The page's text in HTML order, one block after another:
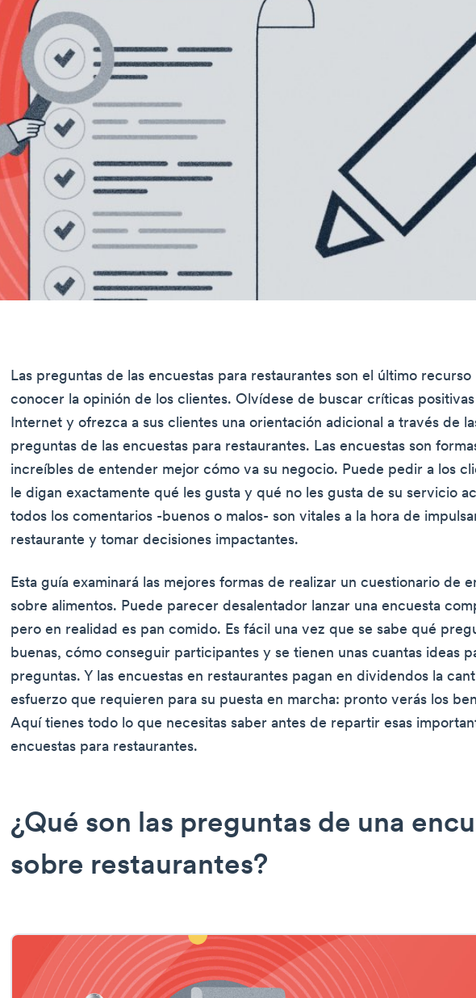
Las preguntas de las encuestas para restaurantes son el último recurso
conocer la opinión de los clientes. Olvídese de buscar críticas
Internet y ofrezca a sus clientes una orientación adicional a través de
preguntas de las encuestas para restaurantes. Las encuestas son
increíbles de entender mejor cómo va su negocio. Puede pedir a los
le digan exactamente qué les gusta y qué no les gusta de su servicio
todos los comentarios -buenos o malos- son vitales a la hora de
restaurante y tomar decisiones impactantes.
Esta guía examinará las mejores formas de realizar un cuestionario de
sobre alimentos. Puede parecer desalentador lanzar una encuesta
pero en realidad es pan comido. Es fácil una vez que se sabe qué
buenas, cómo conseguir participantes y se tienen unas cuantas ideas
preguntas. Y las encuestas en restaurantes pagan en dividendos la
esfuerzo que requieren para su puesta en marcha: pronto verás los
Aquí tienes todo lo que necesitas saber antes de repartir esas
encuestas para restaurantes.
¿Qué son las preguntas de una
sobre restaurantes?